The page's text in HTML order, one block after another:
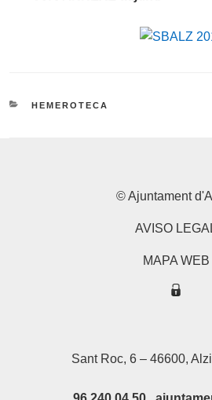
CATEGORIES
HEMEROTECA
© Ajuntament
AVISO
MAPA WEB
Sant Roc, 6 – 46600,